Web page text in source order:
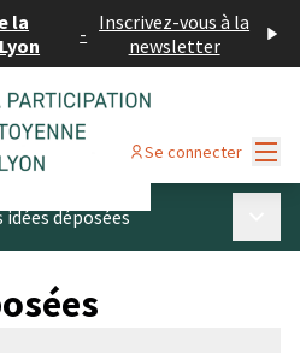
la
- Inscrivez-vous à la
newsletter
Se connecter
idées déposées